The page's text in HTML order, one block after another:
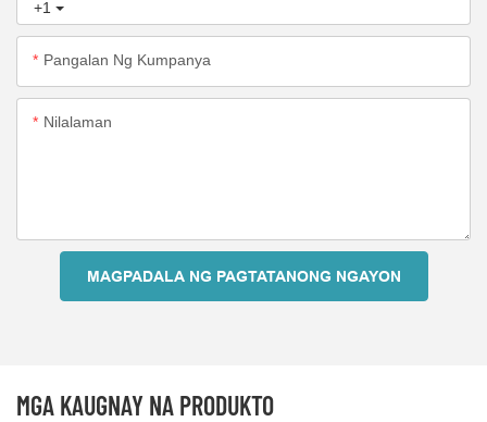
+1
Pangalan Ng Kumpanya
Nilalaman
MAGPADALA NG PAGTATANONG NGAYON
MGA KAUGNAY NA PRODUKTO